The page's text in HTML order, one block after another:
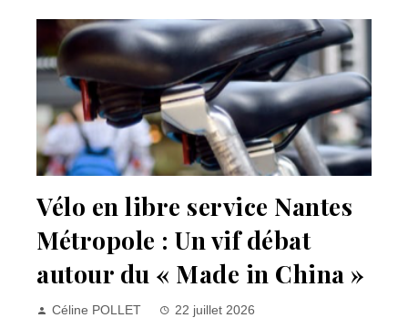
Vélo en libre service Nantes
Métropole : Un vif débat
autour du « Made in China »
Céline POLLET 22 juillet 2026